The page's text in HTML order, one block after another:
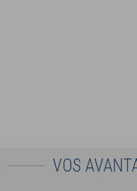
VOS